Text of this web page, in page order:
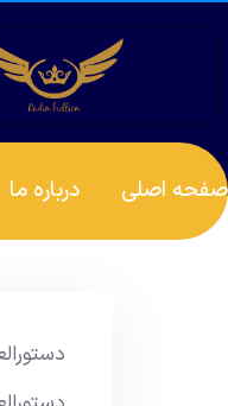
صفحه اصلی درباره ما